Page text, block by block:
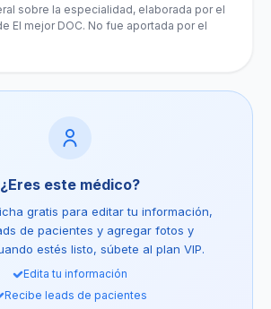
sobre la especialidad, elaborada por el
El mejor DOC. No fue aportada por el
¿Eres este médico?
gratis para editar tu información,
de pacientes y agregar fotos y
estés listo, súbete al plan VIP.
Edita tu información
Recibe leads de pacientes